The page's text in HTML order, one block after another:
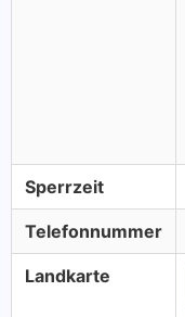
Sperrzeit
Telefonnummer
Landkarte